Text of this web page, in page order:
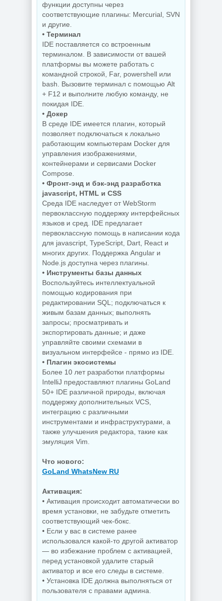
Мастеринг
Steinberg -
WaveLab 13 Pro
13.0.30
NEW
Ключи для
программ EaseUS
Key Finder Pro
4.1.7 by 7997
Запись
загрузочных
носителей Ventoy
1.1.17
Плеер для ПК
2026.7.24.12
функции доступны через
соответствующие плагины: Mercurial, SVN
и другие.
• Терминал
IDE поставляется со встроенным
терминалом. В зависимости от вашей
платформы вы можете работать с
командной строкой, Far, powershell или
bash. Вызовите терминал с помощью Alt
+ F12 и выполните любую команду, не
покидая IDE.
• Докер
В среде IDE имеется плагин, который
позволяет подключаться к локально
работающим компьютерам Docker для
управления изображениями,
контейнерами и сервисами Docker
Compose.
• Фронт-энд и бэк-энд разработка
jаvascript, HTML и CSS
Среда IDE наследует от WebStorm
первоклассную поддержку интерфейсных
языков и сред. IDE предлагает
первоклассную помощь в написании кода
для jаvascript, TypeScript, Dart, React и
многих других. Поддержка Angular и
Node.js доступна через плагины.
• Инструменты базы данных
Воспользуйтесь интеллектуальной
помощью кодирования при
редактировании SQL; подключаться к
живым базам данных; выполнять
запросы; просматривать и
экспортировать данные; и даже
управляйте своими схемами в
визуальном интерфейсе - прямо из IDE.
• Плагин экосистемы
Более 10 лет разработки платформы
IntelliJ предоставляют плагины GoLand
50+ IDE различной природы, включая
поддержку дополнительных VCS,
интеграцию с различными
инструментами и инфраструктурами, а
также улучшения редактора, такие как
эмуляция Vim.
Что нового:
GoLand WhatsNew RU
Активация:
• Активация происходит автоматически во
время установки, не забудьте отметить
соответствующий чек-бокс.
• Если у вас в системе ранее
использовался какой-то другой активатор
— во избежание проблем с активацией,
перед установкой удалите старый
активатор и все его следы в системе.
• Установка IDE должна выполняться от
пользователя с правами админа.